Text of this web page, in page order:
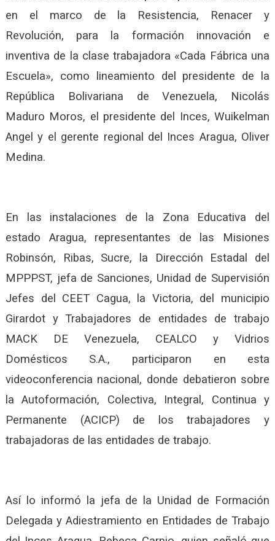
en el marco de la Resistencia, Renacer y
Revolución, para la formación innovación e
inventiva de la clase trabajadora «Cada Fábrica una
Escuela», como lineamiento del presidente de la
República Bolivariana de Venezuela, Nicolás
Maduro Moros, el presidente del Inces, Wuikelman
Angel y el gerente regional del Inces Aragua, Oliver
Medina.
En las instalaciones de la Zona Educativa del
estado Aragua, representantes de las Misiones
Robinsón, Ribas, Sucre, la Dirección Estadal del
MPPPST, jefa de Sanciones, Unidad de Supervisión
Jefes del CEET Cagua, la Victoria, del municipio
Girardot y Trabajadores de entidades de trabajo
MACK DE Venezuela, CEALCO y Vidrios
Domésticos S.A., participaron en esta
videoconferencia nacional, donde debatieron sobre
la Autoformación, Colectiva, Integral, Continua y
Permanente (ACICP) de los trabajadores y
trabajadoras de las entidades de trabajo.
Así lo informó la jefa de la Unidad de Formación
Delegada y Adiestramiento en Entidades de Trabajo